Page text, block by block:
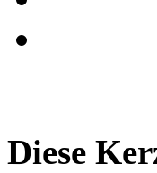
Diese